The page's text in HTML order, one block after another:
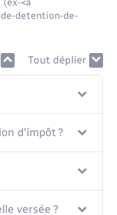
detention-de-
Tout déplier
d'impôt ?
versée ?